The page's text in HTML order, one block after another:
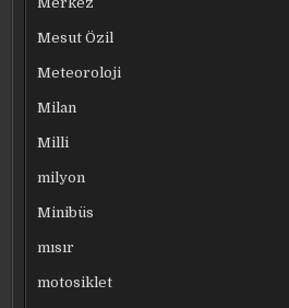
Mesut Özil
Meteoroloji
Milan
Milli
milyon
Minibüs
mısır
motosiklet